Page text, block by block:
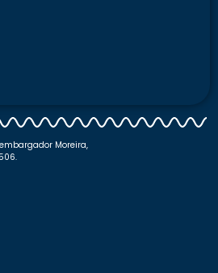
Moreira,